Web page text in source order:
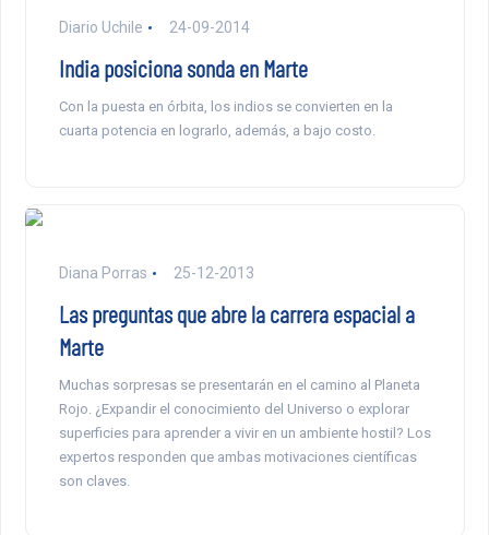
Diario Uchile 24-09-2014
India posiciona sonda en Marte
Con la puesta en órbita, los indios se convierten en la
cuarta potencia en lograrlo, además, a bajo costo.
Diana Porras 25-12-2013
Las preguntas que abre la carrera espacial a
Marte
Muchas sorpresas se presentarán en el camino al Planeta
Rojo. ¿Expandir el conocimiento del Universo o explorar
superficies para aprender a vivir en un ambiente hostil? Los
expertos responden que ambas motivaciones científicas
son claves.